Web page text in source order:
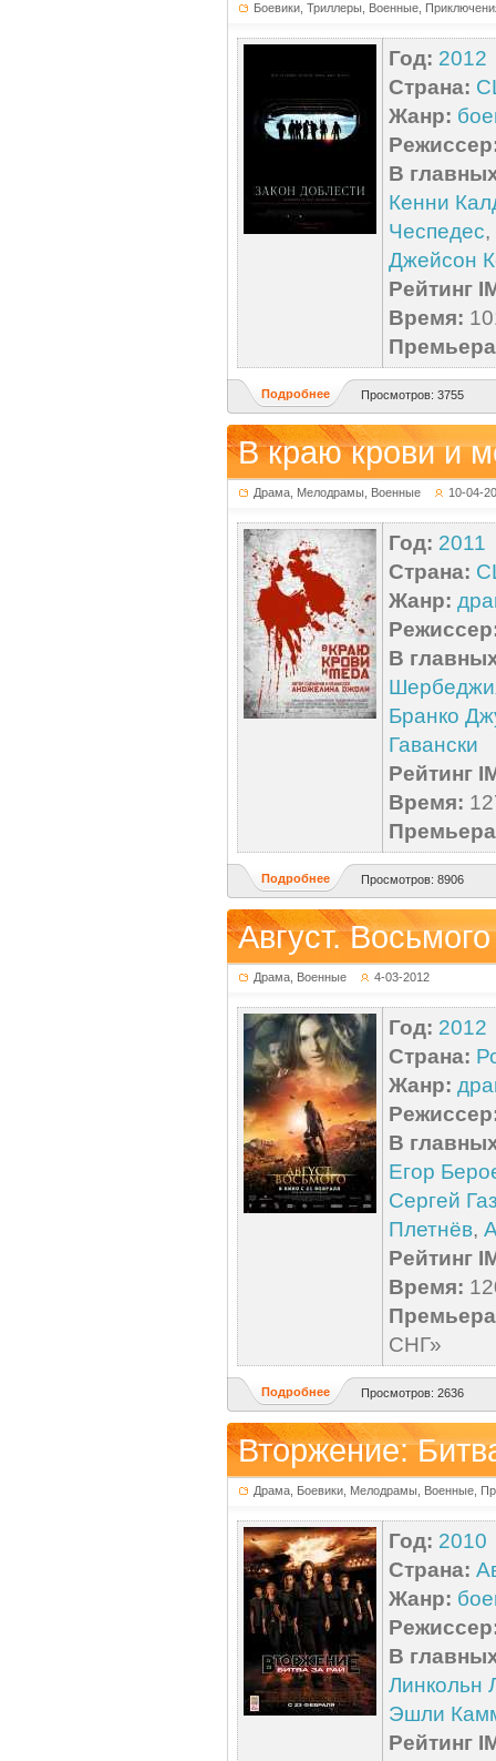
Боевики, Триллеры, Военные,
Год: 2012
Страна:
Жанр:
В
Кенни
Чеспедес,
Джейсон
Рейтинг
Время:
Подробнее Просмотров: 3755
В краю крови и
Драма, Мелодрамы, Военные 10-04-
Год: 2011
Страна:
Жанр:
В
Бранко
Гавански
Рейтинг
Время:
Подробнее Просмотров: 8906
Август.
Драма, Военные 4-03-2012
Год: 2012
Страна:
Жанр:
В
Егор
Сергей
Плетнёв,
Рейтинг
Время:
СНГ»
Подробнее Просмотров: 2636
Вторжение:
Драма, Боевики, Мелодрамы, Военные,
Год: 2010
Страна:
Жанр:
В
Линкольн
Эшли
Рейтинг